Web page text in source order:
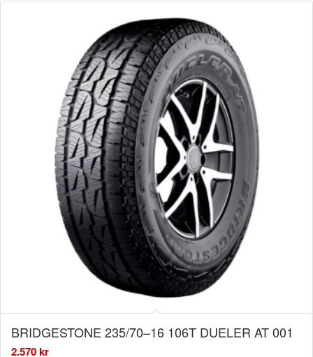
BRIDGESTONE 235/70–16 106T DUELER AT 001
2.570kr